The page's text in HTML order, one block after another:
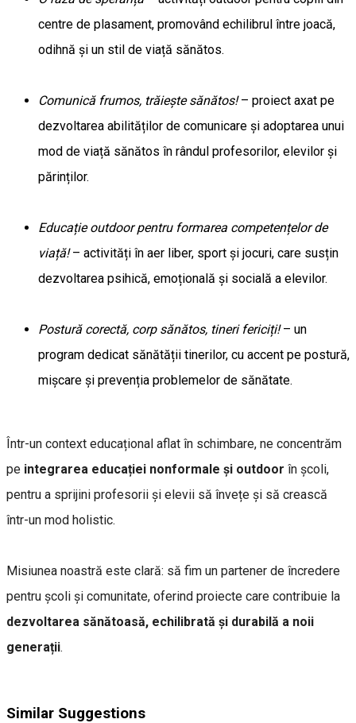
centre de plasament, promovând echilibrul între joacă,
odihnă și un stil de viață sănătos.
Comunică frumos, trăiește sănătos!– proiect axat pe
dezvoltarea abilităților de comunicare și adoptarea unui
mod de viață sănătos în rândul profesorilor, elevilor și
părinților.
Educație outdoor pentru formarea competențelor de
viață!– activități în aer liber, sport și jocuri, care susțin
dezvoltarea psihică, emoțională și socială a elevilor.
Postură corectă, corp sănătos, tineri fericiți!– un
program dedicat sănătății tinerilor, cu accent pe postură,
mișcare și prevenția problemelor de sănătate.
Într-un context educațional aflat în schimbare, ne concentrăm
pe integrarea educației nonformale și outdoor în școli,
pentru a sprijini profesorii și elevii să învețe și să crească
într-un mod holistic.
Misiunea noastră este clară: să fim un partener de încredere
pentru școli și comunitate, oferind proiecte care contribuie la
dezvoltarea sănătoasă, echilibrată și durabilă a noii
generații.
Similar Suggestions